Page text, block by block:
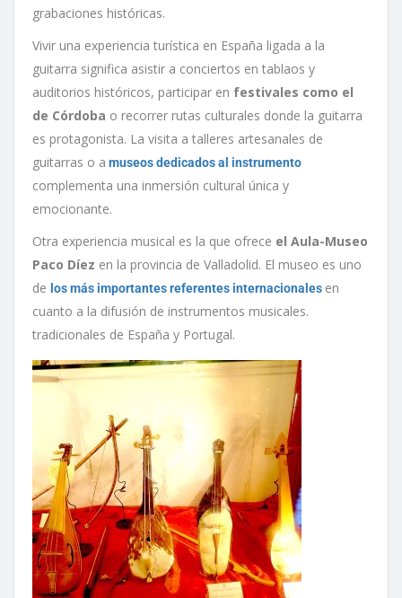
grabaciones históricas.
Vivir una experiencia turística en España ligada a la
guitarra significa asistir a conciertos en tablaos y
auditorios históricos, participar en festivales como el
de Córdoba o recorrer rutas culturales donde la guitarra
es protagonista. La visita a talleres artesanales de
guitarras o a museos dedicados al instrumento
complementa una inmersión cultural única y
emocionante.
Otra experiencia musical es la que ofrece el Aula-Museo
Paco Díez en la provincia de Valladolid. El museo es uno
de los más importantes referentes internacionales en
cuanto a la difusión de instrumentos musicales.
tradicionales de España y Portugal.